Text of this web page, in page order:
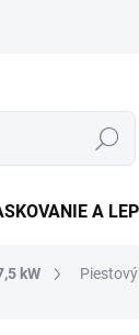
Hľadať
A
kW